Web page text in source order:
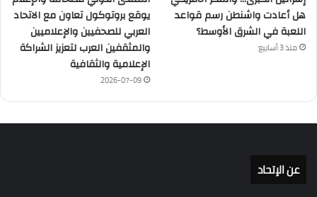
هل أعادت واشنطن رسم قواعد
اللعبة في الشرق الأوسط؟
منذ 3 أسابيع
يوقع بروتوكول تعاون مع الاتحاد
العربي للصحفيين والإعلاميين
والمثقفين العرب لتعزيز الشراكة
الإعلامية والثقافية
2026-07-09
عن الإتحاد